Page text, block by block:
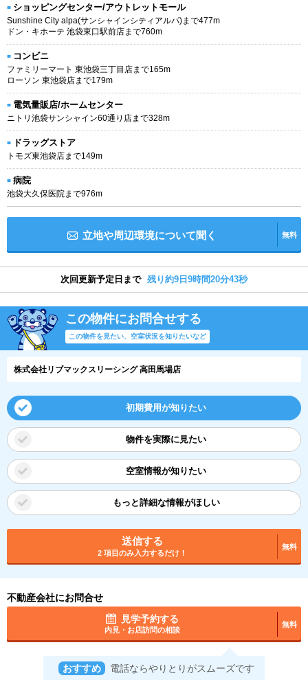
ショッピングセンター/アウトレットモール
Sunshine City alpa(サンシャインシティアルパ)まで477m
ドン・キホーテ 池袋東口駅前店まで760m
コンビニ
ファミリーマート 東池袋三丁目店まで165m
ローソン 東池袋店まで179m
電気量販店/ホームセンター
ニトリ池袋サンシャイン60通り店まで328m
ドラッグストア
トモズ東池袋店まで149m
病院
池袋大久保医院まで976m
立地や周辺環境について聞く 無料
次回更新予定日まで 残り約9日9時間20分42秒
この物件にお問合せする
この物件を見たい、空室状況を知りたいなど
株式会社リブマックスリーシング 高田馬場店
初期費用が知りたい
物件を実際に見たい
空室情報が知りたい
もっと詳細な情報がほしい
送信する
2 項目のみ入力するだけ！
無料
不動産会社にお問合せ
見学予約する
内見・お店訪問の相談
無料
おすすめ 電話ならやりとりがスムーズです